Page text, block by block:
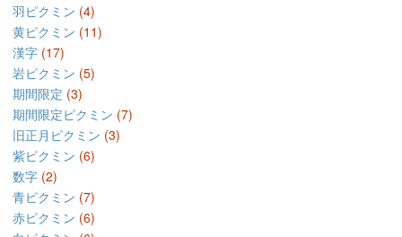
羽ピクミン (4)
黄ピクミン (11)
漢字 (17)
岩ピクミン (5)
期間限定 (3)
期間限定ピクミン (7)
旧正月ピクミン (3)
紫ピクミン (6)
数字 (2)
青ピクミン (7)
赤ピクミン (6)